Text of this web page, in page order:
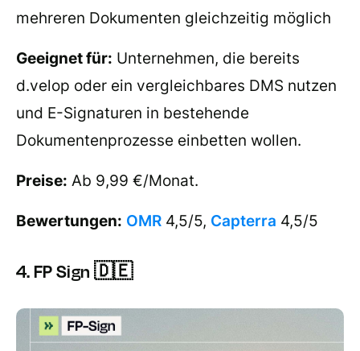
mehreren Dokumenten gleichzeitig möglich
Geeignet für: Unternehmen, die bereits
d.velop oder ein vergleichbares DMS nutzen
und E-Signaturen in bestehende
Dokumentenprozesse einbetten wollen.
Preise: Ab 9,99 €/Monat.
Bewertungen: OMR 4,5/5, Capterra 4,5/5
4. FP Sign 🇩🇪